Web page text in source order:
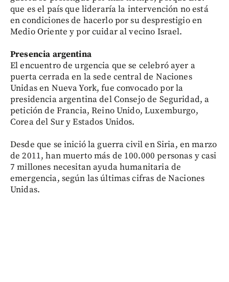
que es el país que lideraría la intervención no está
en condiciones de hacerlo por su desprestigio en
Medio Oriente y por cuidar al vecino Israel.
Presencia argentina
El encuentro de urgencia que se celebró ayer a
puerta cerrada en la sede central de Naciones
Unidas en Nueva York, fue convocado por la
presidencia argentina del Consejo de Seguridad, a
petición de Francia, Reino Unido, Luxemburgo,
Corea del Sur y Estados Unidos.
Desde que se inició la guerra civil en Siria, en marzo
de 2011, han muerto más de 100.000 personas y casi
7 millones necesitan ayuda humanitaria de
emergencia, según las últimas cifras de Naciones
Unidas.